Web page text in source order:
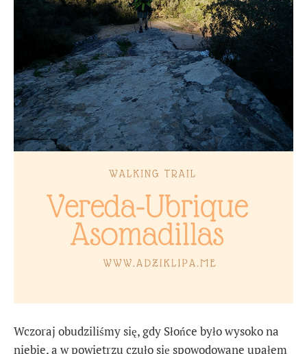
Wczoraj obudziliśmy się, gdy Słońce było wysoko na
niebie, a w powietrzu czuło się spowodowane upałem